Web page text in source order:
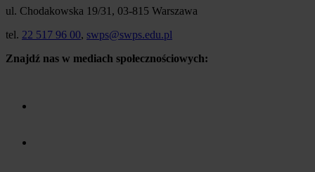
ul. Chodakowska 19/31, 03-815 Warszawa
tel. 22 517 96 00, swps@swps.edu.pl
Znajdź nas w mediach społecznościowych: